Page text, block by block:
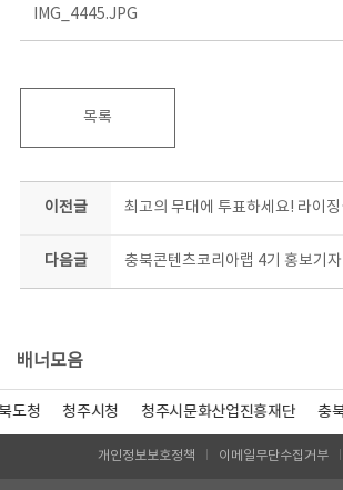
IMG_4445.JPG
목록
이전글 최고의 무대에 투표하세요! 라이
다음글
배너모음
청주시청 청주시문화산업진흥재단 충북과학기
개인정보보호정책 이메일무단수집거부